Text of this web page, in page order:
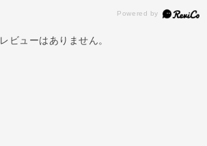
レビューはありません。